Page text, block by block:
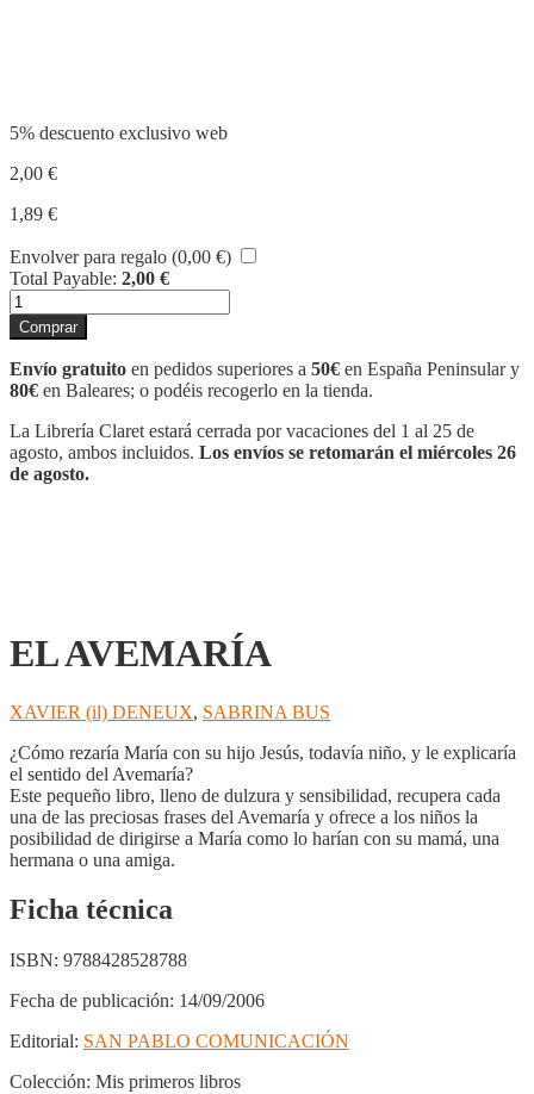
5% descuento exclusivo web
2,00 €
1,89 €
Envolver para regalo (0,00 €)
Total Payable: 2,00 €
EL
AVEMARÍA
cantidad
Comprar
Envío gratuito en pedidos superiores a 50€ en España Peninsular y
80€ en Baleares; o podéis recogerlo en la tienda.
La Librería Claret estará cerrada por vacaciones del 1 al 25 de
agosto, ambos incluidos. Los envíos se retomarán el miércoles 26
de agosto.
EL AVEMARÍA
XAVIER (il) DENEUX, SABRINA BUS
¿Cómo rezaría María con su hijo Jesús, todavía niño, y le explicaría
el sentido del Avemaría?
Este pequeño libro, lleno de dulzura y sensibilidad, recupera cada
una de las preciosas frases del Avemaría y ofrece a los niños la
posibilidad de dirigirse a María como lo harían con su mamá, una
hermana o una amiga.
Ficha técnica
ISBN: 9788428528788
Fecha de publicación: 14/09/2006
Editorial: SAN PABLO COMUNICACIÓN
Colección: Mis primeros libros